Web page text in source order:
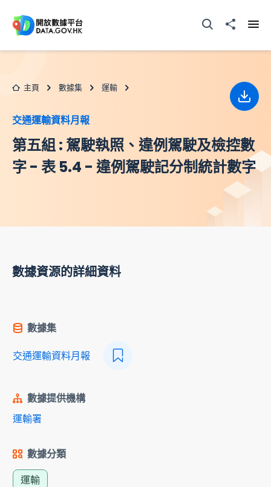
打開搜尋器分享至
主頁 數據集 運輸
交通運輸資料月報
第五組 : 駕駛執照、違例駕駛及檢控數
字 - 表 5.4 - 違例駕駛記分制統計數字
下載
數據資源的詳細資料
數據集
交通運輸資料月報
數據提供機構
運輸署
數據分類
運輸